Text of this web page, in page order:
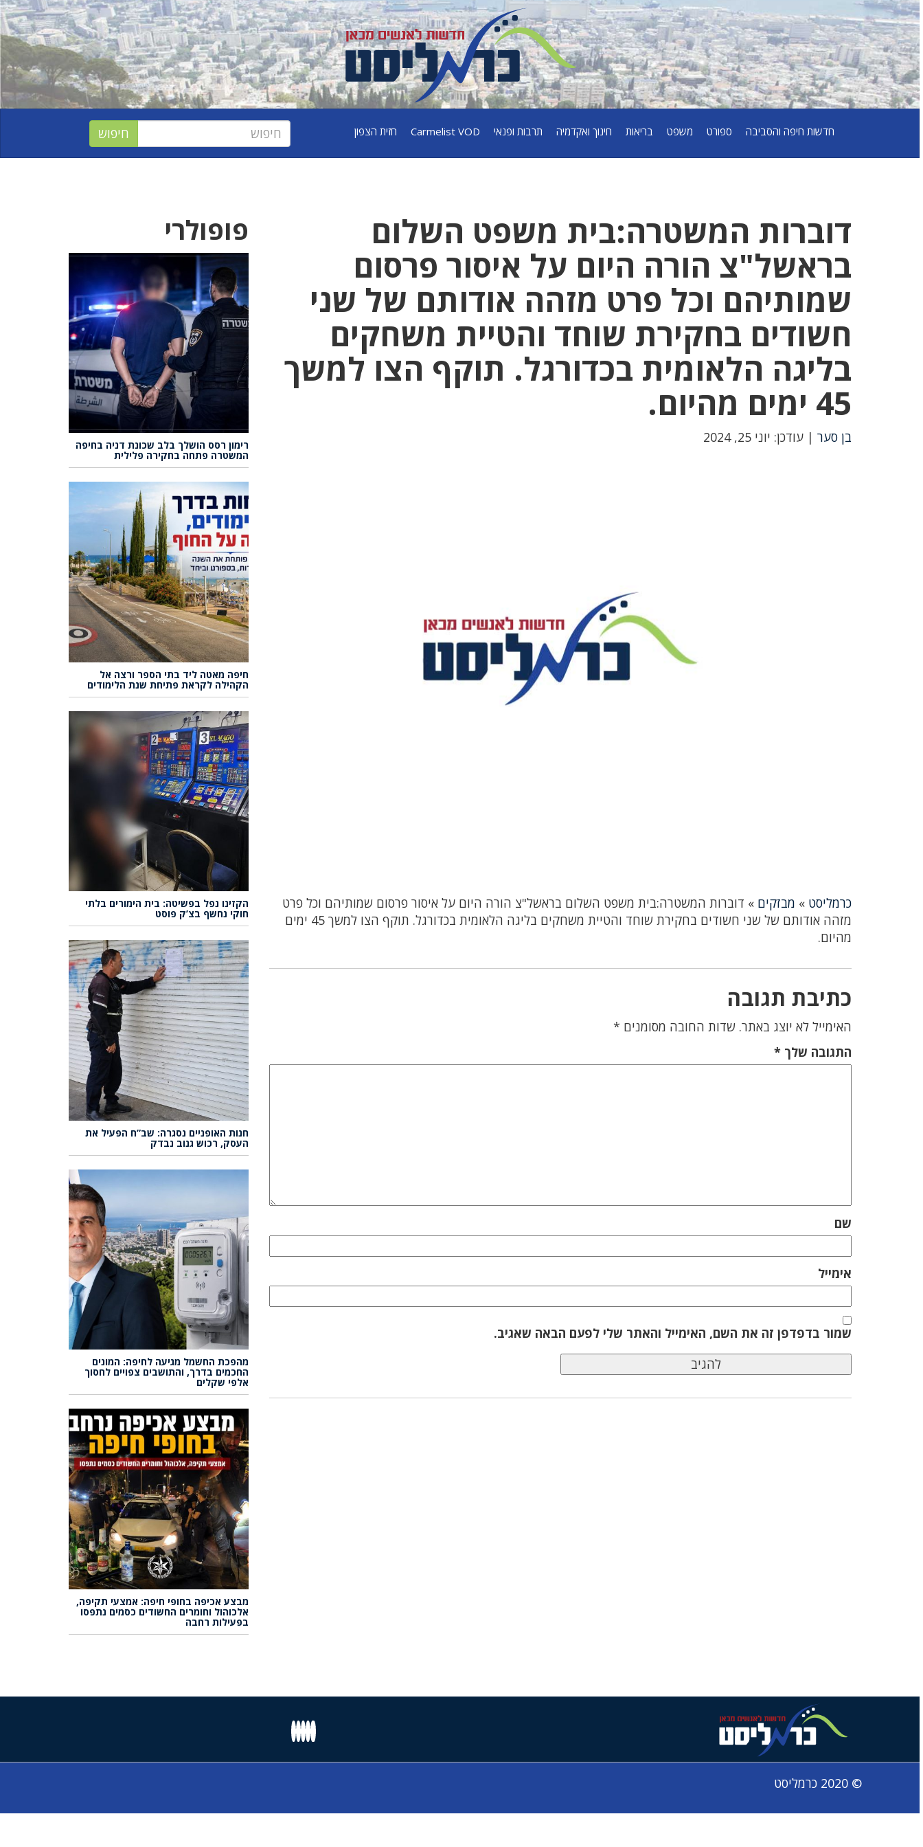
חדשות חיפה והסביבה ספורט משפט בריאות חינוך ואקדמיה תרבות ופנאי Carmelist VOD חזית הצפון
דוברות המשטרה:בית משפט השלום
בראשל"צ הורה היום על איסור פרסום
שמותיהם וכל פרט מזהה אודותם של שני
חשודים בחקירת שוחד והטיית משחקים
בליגה הלאומית בכדורגל. תוקף הצו למשך
45 ימים מהיום.
בן סער | עודכן: יוני 25, 2024
כרמליסט » מבזקים » דוברות המשטרה:בית משפט השלום בראשל"צ הורה היום על איסור פרסום שמותיהם וכל פרט
מזהה אודותם של שני חשודים בחקירת שוחד והטיית משחקים בליגה הלאומית בכדורגל. תוקף הצו למשך 45 ימים
מהיום.
כתיבת תגובה
האימייל לא יוצג באתר. שדות החובה מסומנים *
התגובה שלך*
שם
אימייל
שמור בדפדפן זה את השם, האימייל והאתר שלי לפעם הבאה שאגיב.
פופולרי
רימון רסס הושלך בלב שכונת דניה בחיפה
המשטרה פתחה בחקירה פלילית
חיפה מאטה ליד בתי הספר ורצה אל
הקהילה לקראת פתיחת שנת הלימודים
הקזינו נפל בפשיטה: בית הימורים בלתי
חוקי נחשף בצ’ק פוסט
חנות האופניים נסגרה: שב”ח הפעיל את
העסק, רכוש גנוב נבדק
מהפכת החשמל מגיעה לחיפה: המונים
החכמים בדרך, והתושבים צפויים לחסוך
אלפי שקלים
מבצע אכיפה בחופי חיפה: אמצעי תקיפה,
אלכוהול וחומרים החשודים כסמים נתפסו
בפעילות רחבה
© 2020 כרמליסט